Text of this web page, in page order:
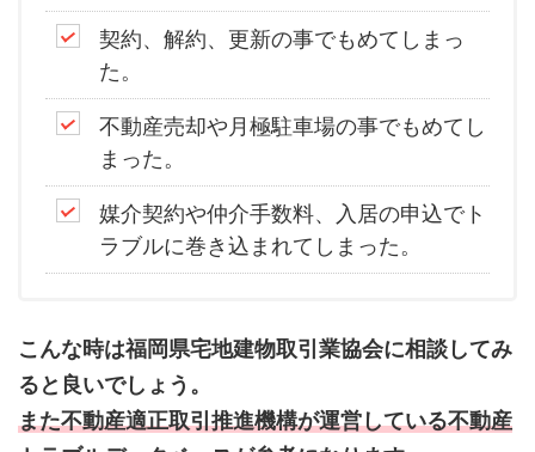
契約、解約、更新の事でもめてしまっ
た。
不動産売却や月極駐車場の事でもめてし
まった。
媒介契約や仲介手数料、入居の申込でト
ラブルに巻き込まれてしまった。
こんな時は福岡県宅地建物取引業協会に相談してみ
ると良いでしょう。
また不動産適正取引推進機構が運営している不動産